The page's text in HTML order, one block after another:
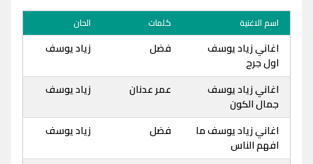
اسم الاغنية كلمات الحان
اغاني زياد يوسف
اول جرح
فضل زياد يوسف
اغاني زياد يوسف
جمال الكون
عمر عدنان زياد يوسف
اغاني زياد يوسف ما
افهم الناس
فضل زياد يوسف